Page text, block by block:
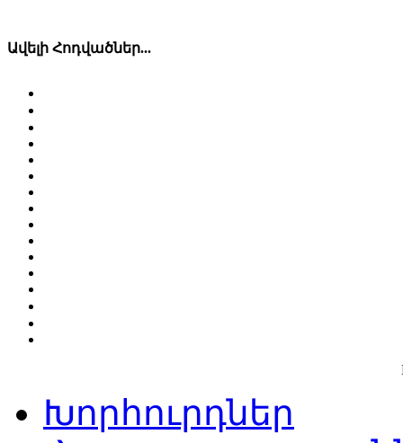
Ավելի Հոդվածներ...
Խորհուրդներ